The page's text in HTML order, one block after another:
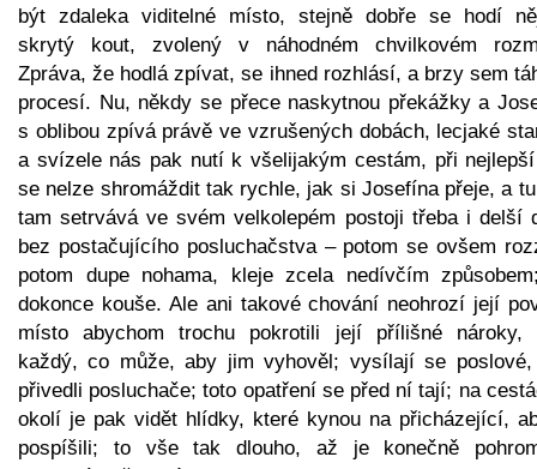
být zdaleka viditelné místo, stejně dobře se hodí
skrytý kout, zvolený v náhodném chvilkovém
Zpráva, že hodlá zpívat, se ihned rozhlásí, a brzy sem
procesí. Nu, někdy se přece naskytnou překážky a
s oblibou zpívá právě ve vzrušených dobách, lecjaké
a svízele nás pak nutí k všelijakým cestám, při
se nelze shromáždit tak rychle, jak si Josefína přeje, a
tam setrvává ve svém velkolepém postoji třeba i delší
bez postačujícího posluchačstva – potom se ovšem
potom dupe nohama, kleje zcela nedívčím
dokonce kouše. Ale ani takové chování neohrozí její
místo abychom trochu pokrotili její přílišné nároky,
každý, co může, aby jim vyhověl; vysílají se poslové,
přivedli posluchače; toto opatření se před ní tají; na
okolí je pak vidět hlídky, které kynou na přicházející,
pospíšili; to vše tak dlouho, až je konečně